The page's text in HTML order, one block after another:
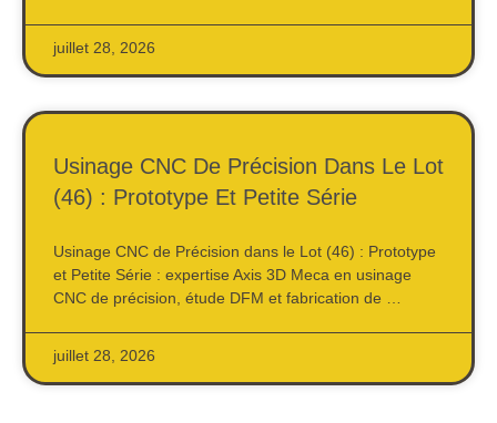
juillet 28, 2026
Usinage CNC De Précision Dans Le Lot
(46) : Prototype Et Petite Série
Usinage CNC de Précision dans le Lot (46) : Prototype
et Petite Série : expertise Axis 3D Meca en usinage
CNC de précision, étude DFM et fabrication de …
juillet 28, 2026